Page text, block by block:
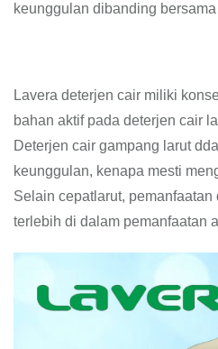
keunggulan dibanding
Lavera deterjen cair miliki
bahan aktif pada deterjen cair
Deterjen cair gampang larut
keunggulan, kenapa mesti
Selain cepatlarut,
terlebih di dalam pemanfaatan